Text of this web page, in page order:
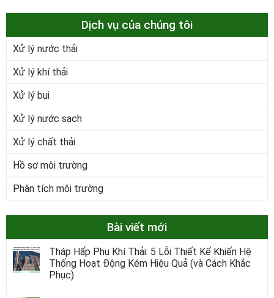
Dịch vụ của chúng tôi
Xử lý nước thải
Xử lý khí thải
Xử lý bụi
Xử lý nước sạch
Xử lý chất thải
Hồ sơ môi trường
Phân tích môi trường
Bài viết mới
Tháp Hấp Phụ Khí Thải: 5 Lỗi Thiết Kế Khiến Hệ
Thống Hoạt Động Kém Hiệu Quả (và Cách Khắc
Phục)